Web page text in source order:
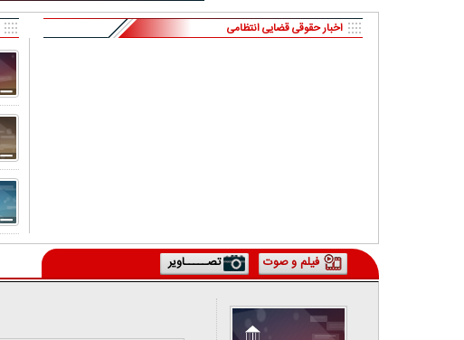
اخبار حقوقی قضایی انتظامی
فیلم و صوت تصـــــاویر